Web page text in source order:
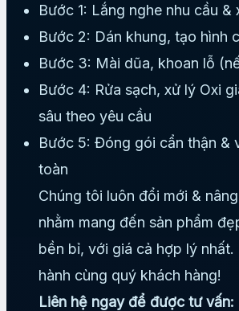
Bước 1: Lắng nghe nhu cầu
Bước 2: Dán khung, tạo hình
Bước 3: Mài dũa, khoan lỗ
Bước 4: Rửa sạch, xử lý Oxi
sâu theo yêu cầu
Bước 5: Đóng gói cẩn thận &
toàn
Chúng tôi luôn đổi mới &
nhằm mang đến sản phẩm
bền bỉ, với giá cả hợp lý nhất.
hành cùng quý khách hàng!
Liên hệ ngay để được tư vấn: